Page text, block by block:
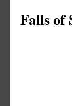
Falls of